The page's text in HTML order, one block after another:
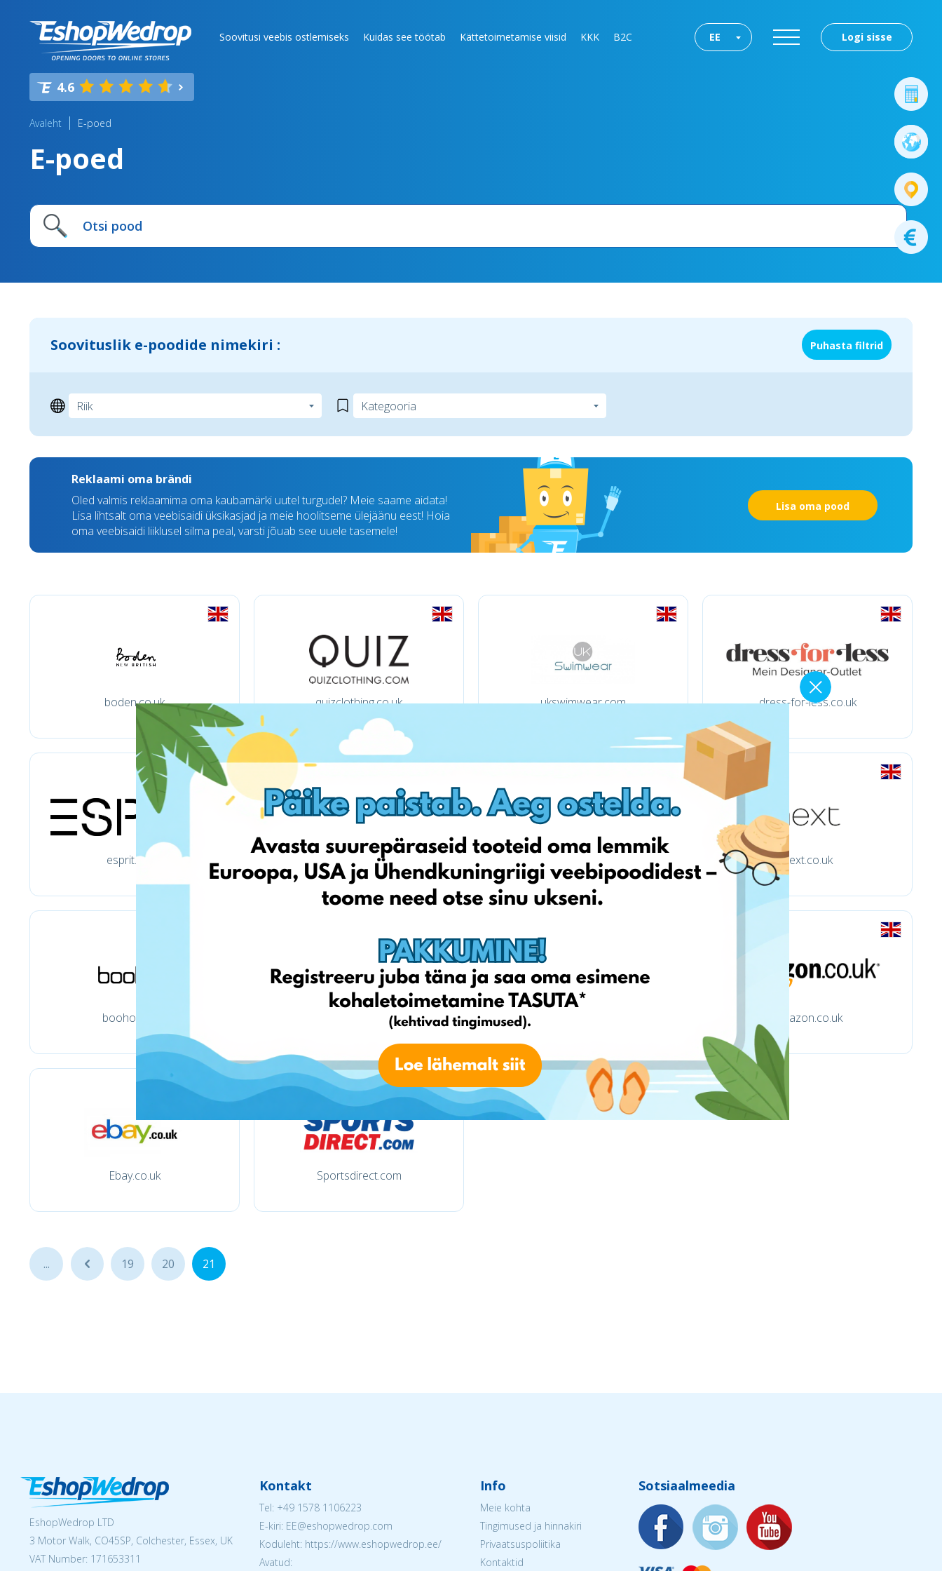
Soovitusi veebis ostlemiseks Kuidas see töötab Kättetoimetamise viisid KKK B2C Logi sisse
EE
4.6
Avaleht E-poed
E-poed
Soovituslik e-poodide nimekiri : Puhasta filtrid
Reklaami oma brändi
Oled valmis reklaamima oma kaubamärki uutel turgudel? Meie saame aidata!
Lisa lihtsalt oma veebisaidi üksikasjad ja meie hoolitseme ülejäänu eest! Hoia
oma veebisaidi liiklusel silma peal, varsti jõuab see uuele tasemele!
Lisa oma pood
boden.co.uk quizclothing.co.uk ukswimwear.com dress-for-less.co.uk
esprit.co.uk clarks.co.uk mandmdirect.com next.co.uk
boohoo.com Amazon.co.uk
Ebay.co.uk Sportsdirect.com
... ... 19 20 21
EshopWedrop LTD
3 Motor Walk, CO45SP, Colchester, Essex, UK
VAT Number: 171653311
Kontakt
Tel: +49 1578 1106223
E-kiri: EE@eshopwedrop.com
Koduleht: https://www.eshopwedrop.ee/
Avatud:
Info
Meie kohta
Tingimused ja hinnakiri
Privaatsuspoliitika
Kontaktid
Sotsiaalmeedia